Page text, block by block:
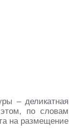
– деликатная
по словам
на размещение